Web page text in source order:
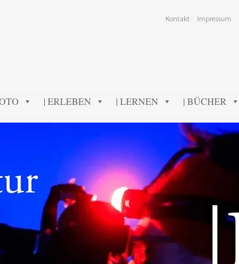
Kontakt Impressum
| ERLEBEN | LERNEN | BÜCHER